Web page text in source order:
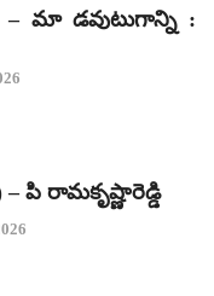
మా డవుటుగాన్ని :
పి రామకృష్ణారెడ్డి